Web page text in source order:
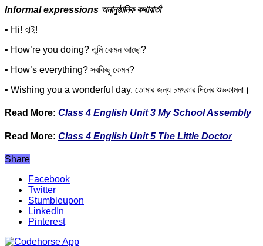
Informal expressions অনানুষ্ঠানিক কথাবার্তা
• Hi! হাই!
• How’re you doing? তুমি কেমন আছো?
• How’s everything? সবকিছু কেমন?
• Wishing you a wonderful day. তোমার জন্য চমৎকার দিনের শুভকামনা।
Read More: Class 4 English Unit 3 My School Assembly
Read More: Class 4 English Unit 5 The Little Doctor
Share
Facebook
Twitter
Stumbleupon
LinkedIn
Pinterest